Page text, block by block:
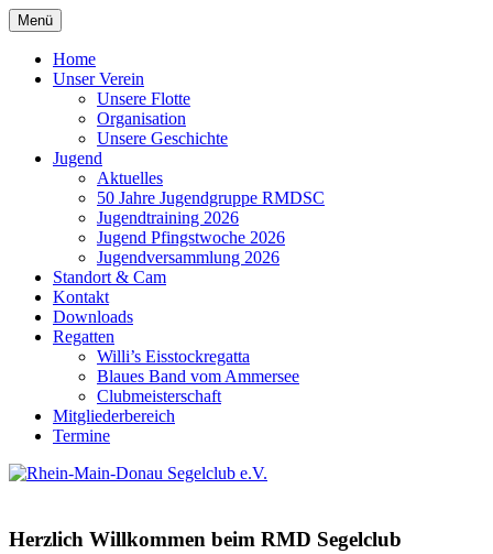
Zum
Inhalt
springen
Rhein-Main-Donau Segelclub e.V.
Der andere Segelclub in Herrsching am Ammersee
Menü
Home
Unser Verein
Unsere Flotte
Organisation
Unsere Geschichte
Jugend
Aktuelles
50 Jahre Jugendgruppe RMDSC
Jugendtraining 2026
Jugend Pfingstwoche 2026
Jugendversammlung 2026
Standort & Cam
Kontakt
Downloads
Regatten
Willi’s Eisstockregatta
Blaues Band vom Ammersee
Clubmeisterschaft
Mitgliederbereich
Termine
Herzlich Willkommen beim RMD Segelclub